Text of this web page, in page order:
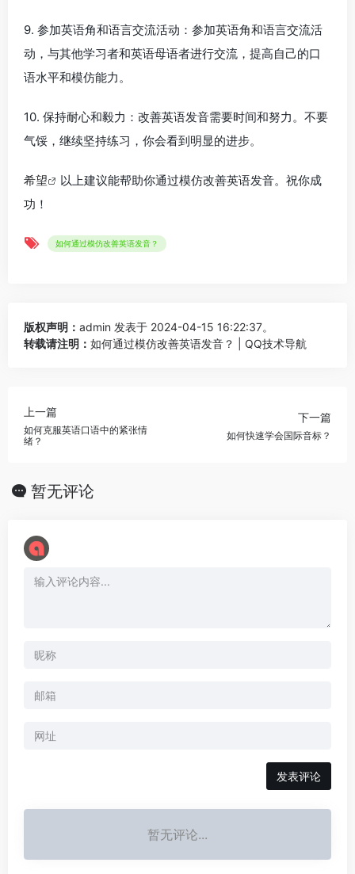
9. 参加英语角和语言交流活动：参加英语角和语言交流活
动，与其他学习者和英语母语者进行交流，提高自己的口
语水平和模仿能力。
10. 保持耐心和毅力：改善英语发音需要时间和努力。不要
气馁，继续坚持练习，你会看到明显的进步。
希望
以上建议能帮助你通过模仿改善英语发音。祝你成
功！
如何通过模仿改善英语发音？
版权声明： admin 发表于 2024-04-15 16:22:37。
转载请注明： 如何通过模仿改善英语发音？ | QQ技术导航
上一篇
如何克服英语口语中的紧张情
绪？
下一篇
如何快速学会国际音标？
暂无评论
暂无评论...